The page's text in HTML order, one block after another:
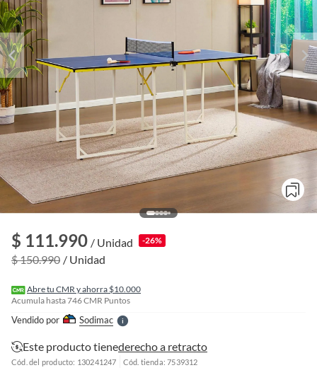
$ 111.990 / Unidad -26%
$ 150.990 / Unidad
Abre tu CMR y ahorra $10.000
Acumula hasta746CMR Puntos
Vendido por SodimacS
l
l
n
Este producto tienederecho a retracto
Cód. del producto: 130241247 Cód. tienda: 7539312